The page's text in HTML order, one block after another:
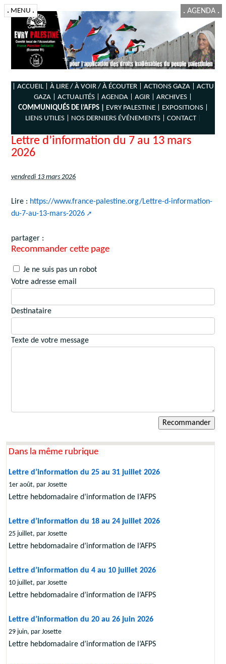
. MENU . . AGENDA .
| ACCUEIL | À LIRE / À VOIR / À ÉCOUTER | ACTIONS GAZA |
ACTU
GAZA |
ACTUALITÉS | AGENDA | AGIR |
ARCHIVES |
COMMUNIQUÉS DE l’AFPS |
EVRY PALESTINE |
EXPOSITIONS |
LIENS UTILES |
NOS DERNIERS ÉVÉNEMENTS | CONTACT|
Lettre d’information du 7 au 13 mars
2026
vendredi 13 mars 2026
Lire : https://www.france-palestine.org/Lettre-d-information-
du-7-au-13-mars-2026
partager :
Recommander cette page
Je ne suis pas un robot
Votre adresse email
Destinataire
Texte de votre message
Dans la même rubrique
Lettre d’information du 25 au 31 juillet 2026
1er août, par Josette
Lettre hebdomadaire d’information de l’AFPS
Lettre d’information du 18 au 24 juillet 2026
25 juillet, par Josette
Lettre hebdomadaire d’information de l’AFPS
Lettre d’information du 4 au 10 juillet 2026
10 juillet, par Josette
Lettre hebdomadaire d’information de l’AFPS
Lettre d’information du 20 au 26 juin 2026
29 juin, par Josette
Lettre hebdomadaire d’information de l’AFPS